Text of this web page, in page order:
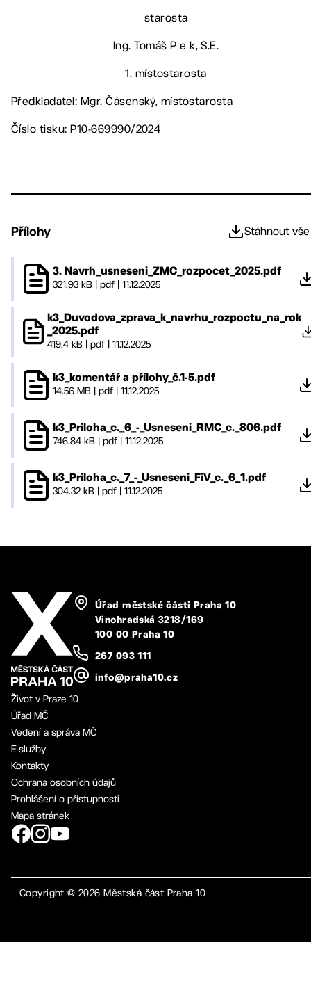
starosta
Ing. Tomáš P e k, S.E.
1. místostarosta
Předkladatel: Mgr. Čásenský, místostarosta
Číslo tisku: P10-669990/2024
Přílohy Stáhnout vše
3. Navrh_usneseni_ZMC_rozpocet_2025.pdf
321.93 kB pdf 11.12.2025
k3_Duvodova_zprava_k_navrhu_rozpoctu_na_rok
_2025.pdf
419.4 kB| pdf| 11.12.2025
k3_komentář a přílohy_č.1-5.pdf
14.56 MB pdf 11.12.2025
k3_Priloha_c._6_-_Usneseni_RMC_c._806.pdf
746.84 kB pdf 11.12.2025
k3_Priloha_c._7_-_Usneseni_FiV_c._6_1.pdf
304.32 kB pdf 11.12.2025
Úřad městské části Praha 10
Vinohradská 3218/169
100 00 Praha 10
267 093 111
info@praha10.cz
Život v Praze 10
Úřad MČ
Vedení a správa MČ
E-služby
Kontakty
Ochrana osobních údajů
Prohlášení o přístupnosti
Mapa stránek
Copyright ©2026 Městská část Praha 10